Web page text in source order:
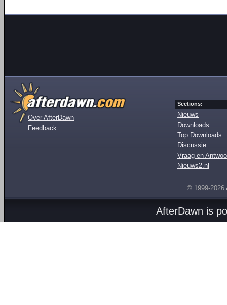
Over AfterDawn
Feedback
Sections:
Nieuws
Downloads
Top Downloads
Discussie
Vraag en
Nieuws2.nl
© 1999-2026
AfterDawn is